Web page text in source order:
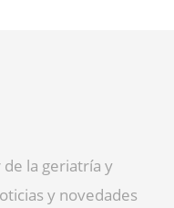
la geriatría y
y novedades